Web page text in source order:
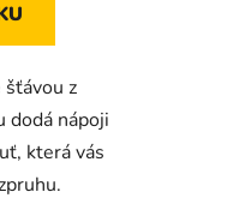
šťávou z
dodá nápoji
která vás